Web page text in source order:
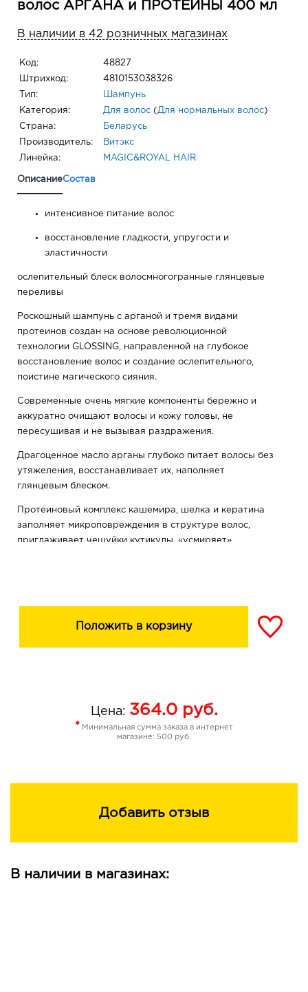
волос АРГАНА и ПРОТЕИНЫ 400 мл
В наличии в 42 розничных магазинах
Код: 48827
Штрихкод: 4810153038326
Тип: Шампунь
Категория: Для волос ( Для нормальных волос)
Страна: Беларусь
Производитель: Витэкс
Линейка: MAGIC&ROYAL HAIR
ОписаниеСостав
интенсивное питание волос
восстановление гладкости, упругости и
эластичности
ослепительный блеск волосмногогранные глянцевые
переливы
Роскошный шампунь с арганой и тремя видами
протеинов создан на основе революционной
технологии GLOSSING, направленной на глубокое
восстановление волос и создание ослепительного,
поистине магического сияния.
Современные очень мягкие компоненты бережно и
аккуратно очищают волосы и кожу головы, не
пересушивая и не вызывая раздражения.
Драгоценное масло арганы глубоко питает волосы без
утяжеления, восстанавливает их, наполняет
глянцевым блеском.
Протеиновый комплекс кашемира, шелка и кератина
заполняет микроповреждения в структуре волос,
приглаживает чешуйки кутикулы, «усмиряет»
поверхности локонов зеркальное отражающее
покрытие для невероятного переливающегося блеска
Положить в корзину
Цена: 364.0руб.
* Минимальная сумма заказа в интернет
магазине: 500 руб.
Добавить отзыв
В наличии в магазинах: